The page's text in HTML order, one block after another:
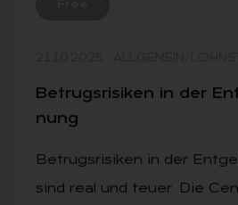
Be­trugs­ri­si­ken in der
nung
Betrugsrisiken in der
sind real und teuer. Die